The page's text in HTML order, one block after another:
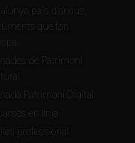
país d’arxius,
que fan
de Patrimoni
Patrimoni Digital
en línia
professional